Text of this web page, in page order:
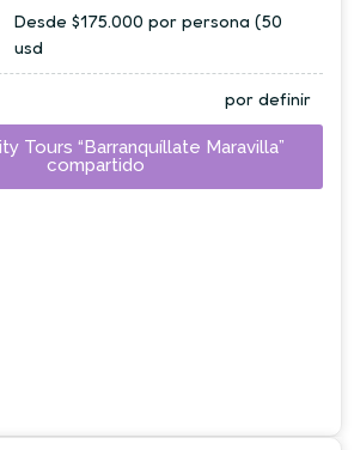
Desde $175.000 por persona (50
usd
por definir
Tours “Barranquíllate Maravilla”
compartido